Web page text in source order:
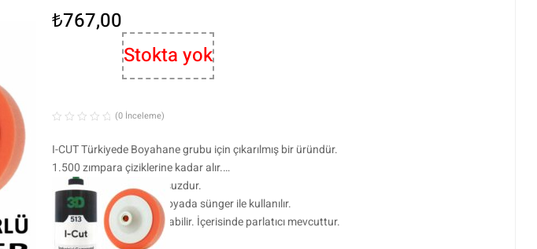
₺767,00
Stokta yok
(0 İnceleme)
I-CUT Türkiyede Boyahane grubu için çıkarılmış bir üründür.
1.500 zımpara çiziklerine kadar alır.
Tozuma yapmaz.Slikonsuzdur.
Eski boyada keçe Yeni boyada sünger ile kullanılır.
Son kat cila olarakta atılabilir. İçerisinde parlatıcı mevcuttur.
Tek adım bir pastadır.